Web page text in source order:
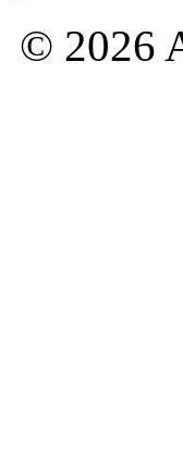
© 2026